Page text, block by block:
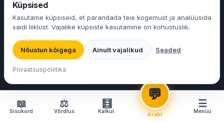
📖
Sisukord
⚖
Võrdlus
🧮
Kalkul.
💬
AI abi
☰
Menüü
Ilma väljavõtteta
Ilma palgatõendita
Krediidikonto
Ilma väljavõtteta
Maksehäirega
Kasulikud lingid
🤖 Laenu valija
Laenu valija
Küpsised
Kasutame küpsiseid, et parandada teie kogemust ja analüüsida
saidi liiklust. Vajalike küpsiste kasutamine on kohustuslik.
Nõustun kõigega Ainult vajalikud Seaded
Privaatsuspoliitika